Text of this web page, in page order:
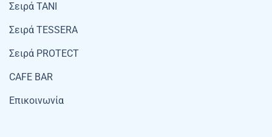
Σειρά TANI
Σειρά TESSERA
Σειρά PROTECT
CAFE BAR
Επικοινωνία